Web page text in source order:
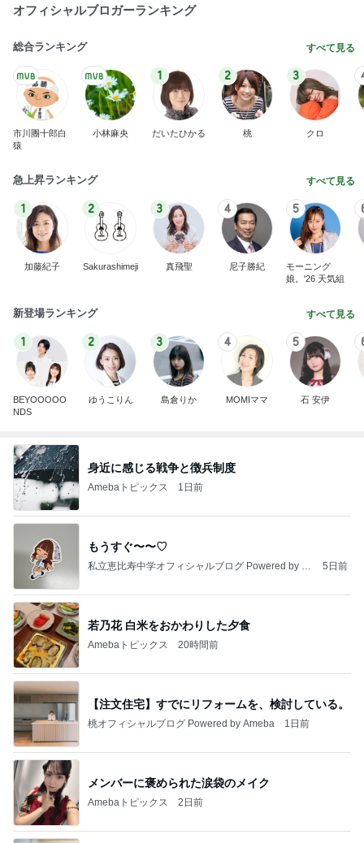
オフィシャルブロガーランキング
総合ランキング すべて見る
市川團十郎白
猿
小林麻央
1
だいたひかる
2
桃
3
クロ
急上昇ランキング すべて見る
1
加藤紀子
2
Sakurashimeji
3
真飛聖
4
尼子勝紀
5
モーニング
娘。'26 天気組
新登場ランキング すべて見る
1
BEYOOOOO
NDS
2
ゆうこりん
3
島倉りか
4
MOMIママ
5
石 安伊
身近に感じる戦争と徴兵制度
Amebaトピックス 1日前
もうすぐ〜〜♡
私立恵比寿中学オフィシャルブログ Powered by A
5日前
若乃花 白米をおかわりした夕食
Amebaトピックス 20時間前
【注文住宅】すでにリフォームを、検討している。
桃オフィシャルブログ Powered by Ameba 1日前
メンバーに褒められた涙袋のメイク
Amebaトピックス 2日前